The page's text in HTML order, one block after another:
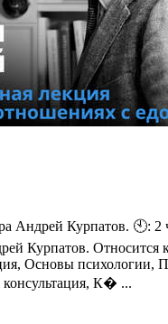
Андрей Курпатов. 🕙: 2
Курпатов. Относится
Основы психологии,
консультация, К� ...